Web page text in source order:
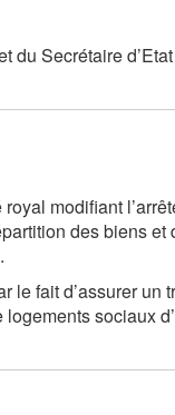
Secrétaire
modifiant
des biens
le fait d’assurer
sociaux